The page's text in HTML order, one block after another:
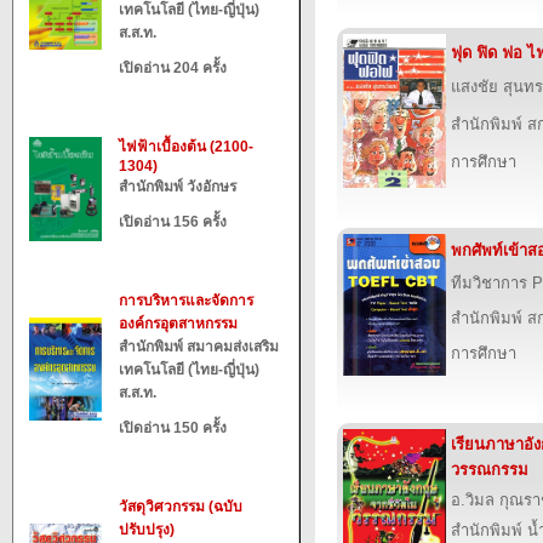
เทคโนโลยี (ไทย-ญี่ปุ่น)
ส.ส.ท.
เปิดอ่าน 204 ครั้ง
ไฟฟ้าเบื้องต้น (2100-
1304)
สำนักพิมพ์ วังอักษร
เปิดอ่าน 156 ครั้ง
การบริหารและจัดการ
องค์กรอุตสาหกรรม
สำนักพิมพ์ สมาคมส่งเสริม
เทคโนโลยี (ไทย-ญี่ปุ่น)
ส.ส.ท.
เปิดอ่าน 150 ครั้ง
วัสดุวิศวกรรม (ฉบับ
ปรับปรุง)
ฟุด ฟิด ฟอ ไ
แสงชัย สุนท
สำนักพิมพ์ ส
การศึกษา
พกศัพท์เข้าส
ทีมวิชาการ
สำนักพิมพ์ ส
การศึกษา
เรียนภาษาอั
วรรณกรรม
อ.วิมล กุณร
สำนักพิมพ์ น้